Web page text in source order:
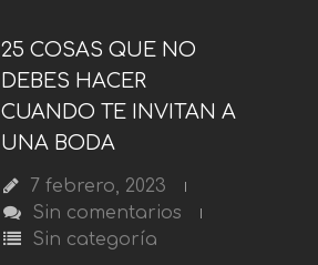
25 COSAS QUE NO
DEBES HACER
CUANDO TE INVITAN A
UNA BODA
7 febrero, 2023
Sin comentarios
Sin categoría